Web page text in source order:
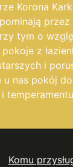
Korona
przez
tym o
z
i
u nas pokój
Komu